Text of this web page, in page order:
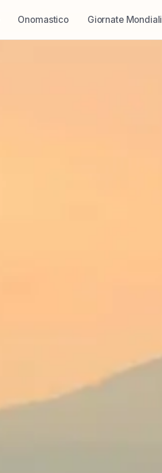
Onomastico Giornate Mondiali